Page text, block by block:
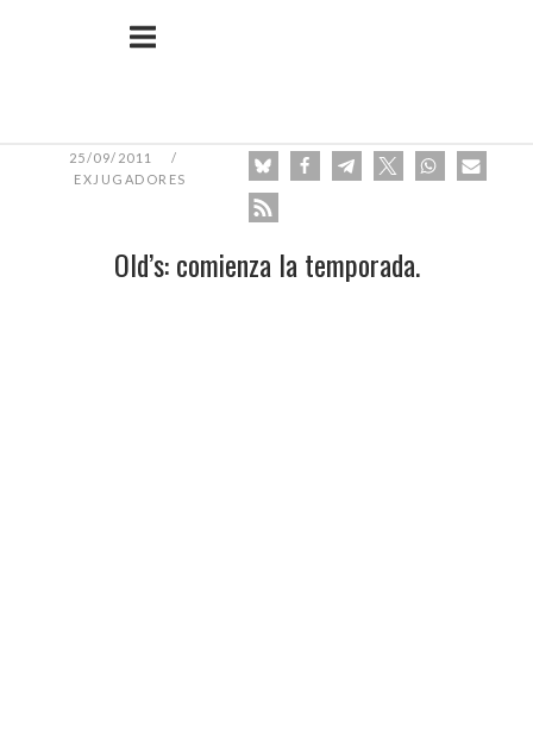
25/09/2011
EXJUGADORES
Old’s: comienza la temporada.